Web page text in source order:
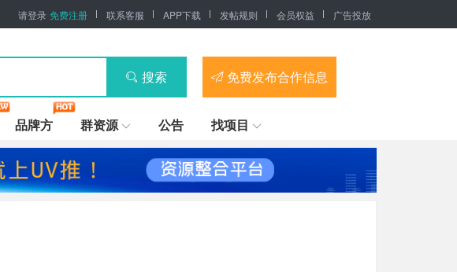
请登录 免费注册 联系客服 APP下载 发帖规则 会员权益 广告投放
搜索 免费发布合作信息
品牌方 群资源 公告 找项目